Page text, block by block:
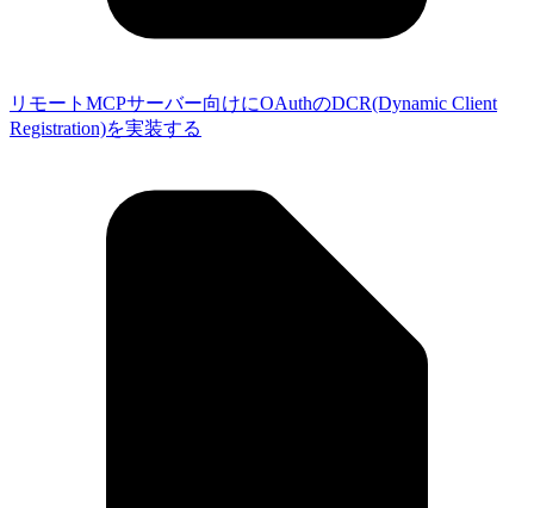
リモートMCPサーバー向けにOAuthのDCR(Dynamic Client
Registration)を実装する